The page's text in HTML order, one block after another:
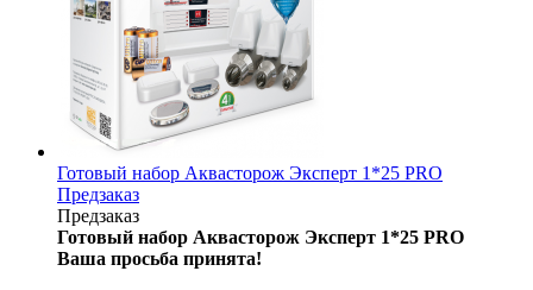
Готовый набор Аквасторож Эксперт 1*25 PRO
Предзаказ
Предзаказ
Готовый набор Аквасторож Эксперт 1*25 PRO
Ваша просьба принята!